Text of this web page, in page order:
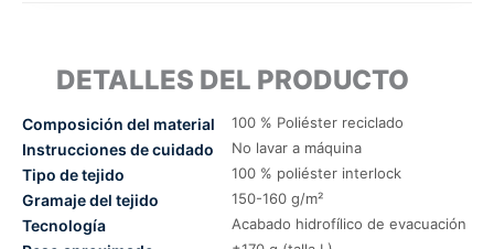
DETALLES DEL PRODUCTO
Composición del material 100 % Poliéster reciclado
Instrucciones de cuidado No lavar a máquina
Tipo de tejido 100 % poliéster interlock
Gramaje del tejido 150-160 g/m²
Tecnología Acabado hidrofílico de evacuación